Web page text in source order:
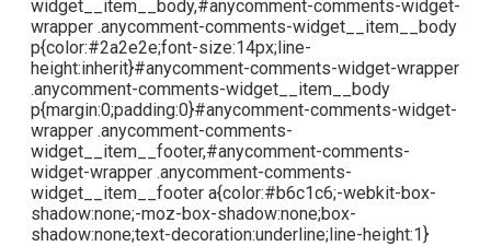
widget__item__body,#anycomment-comments-widget-
wrapper .anycomment-comments-widget__item__body
p{color:#2a2e2e;font-size:14px;line-
height:inherit}#anycomment-comments-widget-wrapper
.anycomment-comments-widget__item__body
p{margin:0;padding:0}#anycomment-comments-widget-
wrapper .anycomment-comments-
widget__item__footer,#anycomment-comments-
widget-wrapper .anycomment-comments-
widget__item__footer a{color:#b6c1c6;-webkit-box-
shadow:none;-moz-box-shadow:none;box-
shadow:none;text-decoration:underline;line-height:1}